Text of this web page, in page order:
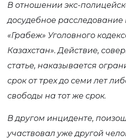
В отношении экс-
досудебное расследование
«Грабеж» Уголовного
Казахстан». Действие,
статье, наказывается
срок от трех до семи лет
свободы на тот же срок.
В другом инциденте,
участвовал уже другой